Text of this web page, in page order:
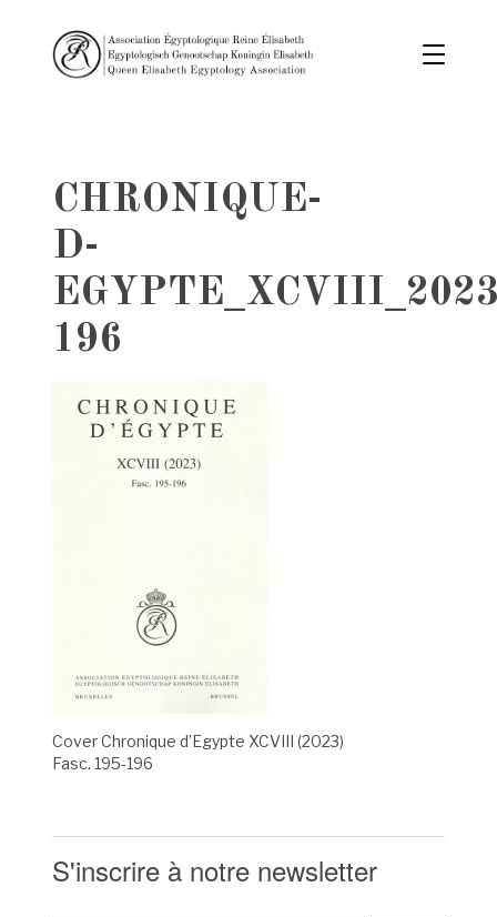
CHRONIQUE-
D-
196
Cover Chronique d’Egypte XCVIII (2023)
Fasc. 195-196
S'inscrire à notre newsletter